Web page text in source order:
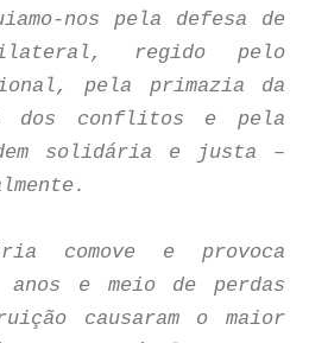
nos pela defesa de
regido pelo
pela primazia da
dos conflitos e pela
solidária e justa –
comove e provoca
e meio de perdas
causaram o maior